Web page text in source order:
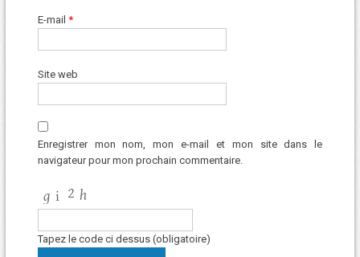
E-mail *
Site web
Enregistrer mon nom, mon e-mail et mon site dans le
navigateur pour mon prochain commentaire.
Tapez le code ci dessus (obligatoire)